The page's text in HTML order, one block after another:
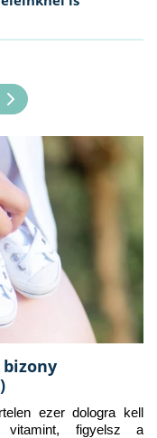
bizony
ezer dologra kell
vitamint, figyelsz a